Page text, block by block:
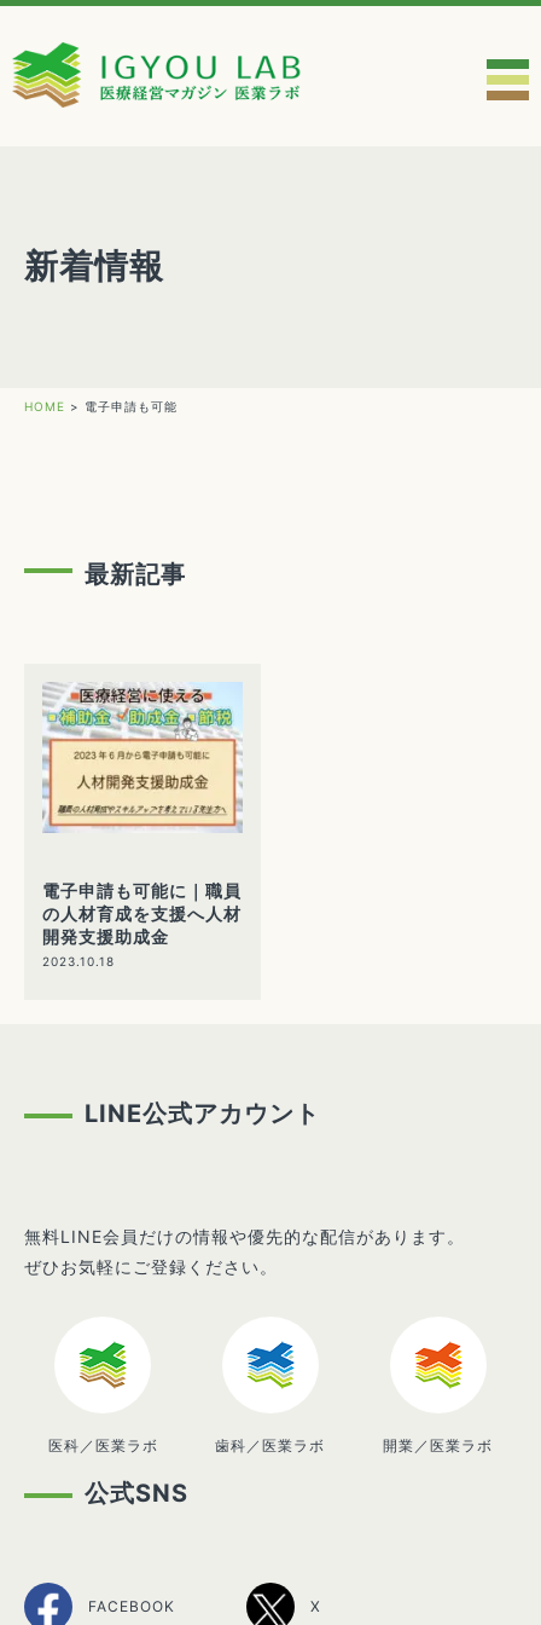
新着情報
HOME > 電子申請も可能
最新記事
電子申請も可能に｜職員
の人材育成を支援へ人材
開発支援助成金
2023.10.18
LINE公式アカウント
無料LINE会員だけの情報や優先的な配信があります。
ぜひお気軽にご登録ください。
医科／医業ラボ 歯科／医業ラボ 開業／医業ラボ
公式SNS
FACEBOOK X